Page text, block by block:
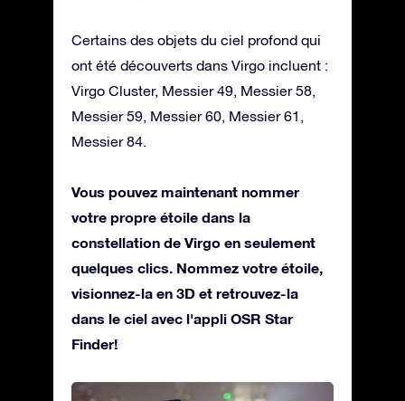
Certains des objets du ciel profond qui
ont été découverts dans Virgo incluent :
Virgo Cluster, Messier 49, Messier 58,
Messier 59, Messier 60, Messier 61,
Messier 84.
Vous pouvez maintenant nommer
votre propre étoile dans la
constellation de Virgo en seulement
quelques clics. Nommez votre étoile,
visionnez-la en 3D et retrouvez-la
dans le ciel avec l'appli OSR Star
Finder!